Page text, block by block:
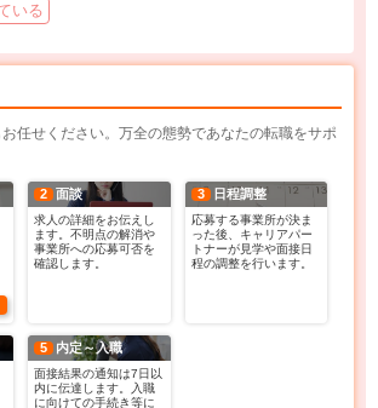
いる
任せください。万全の態勢であなたの転職をサポ
2 面談
求人の詳細をお伝えし
ます。不明点の解消や
事業所への応募可否を
確認します。
3 日程調整
応募する事業所が決ま
った後、キャリアパー
トナーが見学や面接日
程の調整を行います。
5 内定～入職
面接結果の通知は7日以
内に伝達します。入職
に向けての手続き等に